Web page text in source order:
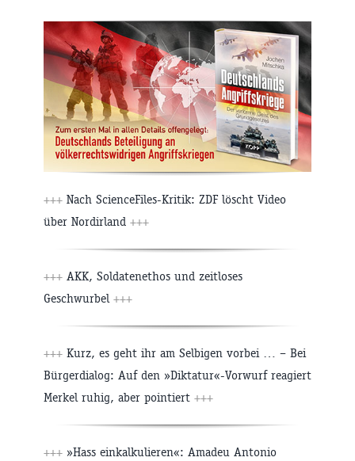
+++ Nach ScienceFiles-Kritik: ZDF löscht Video
über Nordirland +++
+++ AKK, Soldatenethos und zeitloses
Geschwurbel +++
+++ Kurz, es geht ihr am Selbigen vorbei … – Bei
Bürgerdialog: Auf den »Diktatur«-Vorwurf reagiert
Merkel ruhig, aber pointiert +++
+++ »Hass einkalkulieren«: Amadeu Antonio